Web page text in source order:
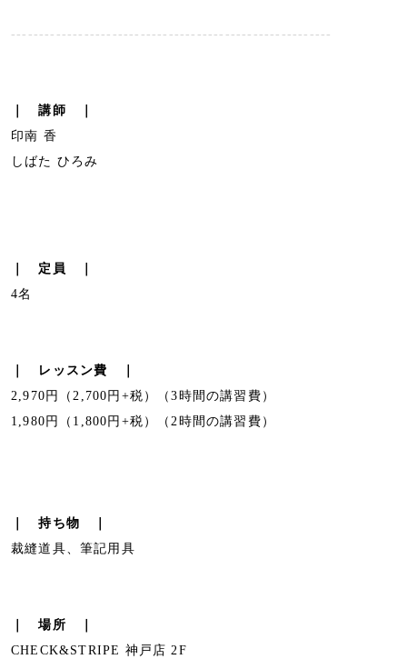
---------------------------------------------------------
｜ 講師 ｜
印南 香
しばた ひろみ
｜ 定員 ｜
4名
｜ レッスン費 ｜
2,970円（2,700円+税）（3時間の講習費）
1,980円（1,800円+税）（2時間の講習費）
｜ 持ち物 ｜
裁縫道具、筆記用具
｜ 場所 ｜
CHECK&STRIPE 神戸店 2F